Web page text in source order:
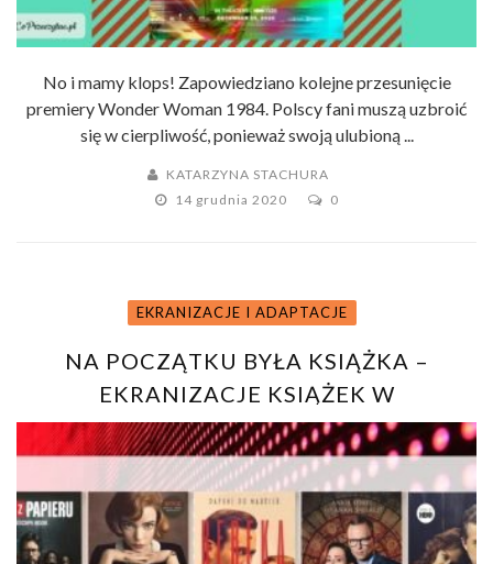
No i mamy klops! Zapowiedziano kolejne przesunięcie
premiery Wonder Woman 1984. Polscy fani muszą uzbroić
się w cierpliwość, ponieważ swoją ulubioną ...
KATARZYNA STACHURA
14 grudnia 2020
0
EKRANIZACJE I ADAPTACJE
NA POCZĄTKU BYŁA KSIĄŻKA –
EKRANIZACJE KSIĄŻEK W
ZESTAWIENIU